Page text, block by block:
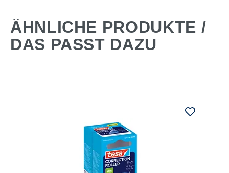
ÄHNLICHE PRODUKTE /
DAS PASST DAZU